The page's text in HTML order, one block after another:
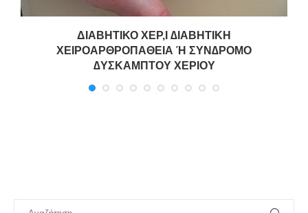
ΔΙΑΒΗΤΙΚΟ ΧΕΡ,Ι ∆ΙΑΒΗΤΙΚΗ
ΧΕΙΡΟΑΡΘΡΟΠΑΘΕΙΑ Ή ΣΥΝ∆ΡΟΜΟ
∆ΥΣΚΑΜΠΤΟΥ ΧΕΡΙΟΥ